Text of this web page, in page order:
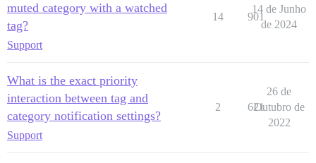
muted category with a watched
tag?
Support
14 901
14 de Junho
de 2024
What is the exact priority
interaction between tag and
category notification settings?
Support
2 621
26 de
Outubro de
2022